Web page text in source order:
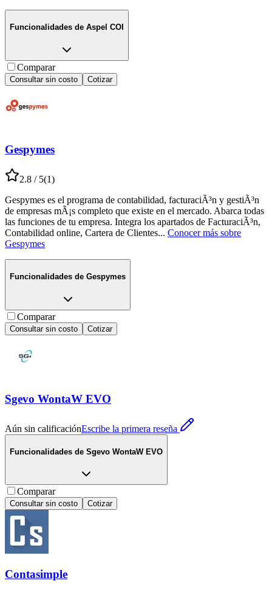
Funcionalidades de Aspel COI
Comparar
Consultar sin costo Cotizar
Gespymes
2.8 / 5(1)
Gespymes es el programa de contabilidad, facturaciÃ³n y gestiÃ³n
de empresas mÃ¡s completo que existe en el mercado. Abarca todas
las funciones de tu empresa. Integra los apartados de FacturaciÃ³n,
Contabilidad online, Cartera de Clientes... Conocer más sobre
Gespymes
Funcionalidades de Gespymes
Comparar
Consultar sin costo Cotizar
Sgevo WontaW EVO
Aún sin calificaciónEscribe la primera reseña
Funcionalidades de Sgevo WontaW EVO
Comparar
Consultar sin costo Cotizar
Contasimple